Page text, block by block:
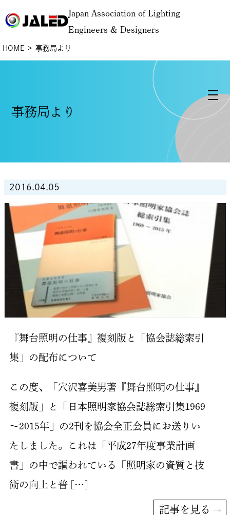
Japan Association of Lighting
Engineers & Designers
HOME 事務局より
事務局より
2016.04.05
『舞台照明の仕事』複刻版と「協会誌総索引
集」の配布について
この度、「穴沢喜美男著『舞台照明の仕事』
複刻版」と「日本照明家協会誌総索引集1969
～2015年」の2刊を協会全正会員にお送りい
たしました。これは「平成27年度事業計画
書」の中で謳われている「照明家の資質と技
術の向上と普 […]
記事を見る